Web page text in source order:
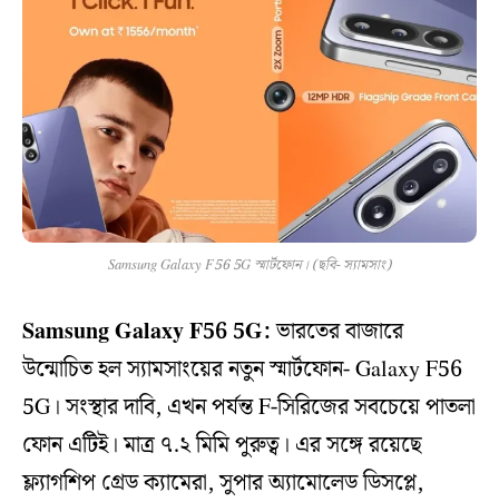
Samsung Galaxy F56 5G স্মার্টফোন। (ছবি- স্যামসাং)
Samsung Galaxy F56 5G:ভারতের বাজারে
উন্মোচিত হল স্যামসাংয়ের নতুন স্মার্টফোন- Galaxy F56
5G। সংস্থার দাবি, এখন পর্যন্ত F-সিরিজের সবচেয়ে পাতলা
ফোন এটিই। মাত্র ৭.২ মিমি পুরুত্ব। এর সঙ্গে রয়েছে
ফ্ল্যাগশিপ গ্রেড ক্যামেরা, সুপার অ্যামোলেড ডিসপ্লে,